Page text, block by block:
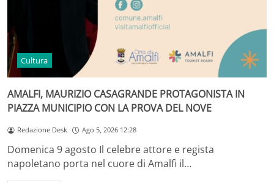
Cultura
AMALFI, MAURIZIO CASAGRANDE PROTAGONISTA IN
PIAZZA MUNICIPIO CON LA PROVA DEL NOVE
Redazione Desk Ago 5, 2026 12:28
Domenica 9 agosto Il celebre attore e regista
napoletano porta nel cuore di Amalfi il…